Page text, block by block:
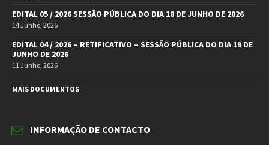
EDITAL 05 / 2026 SESSÃO PÚBLICA DO DIA 18 DE JUNHO DE 2026
14 Junho, 2026
EDITAL 04 / 2026 – RETIFICATIVO – SESSÃO PÚBLICA DO DIA 19 DE
JUNHO DE 2026
11 Junho, 2026
MAIS DOCUMENTOS
INFORMAÇÃO DE CONTACTO